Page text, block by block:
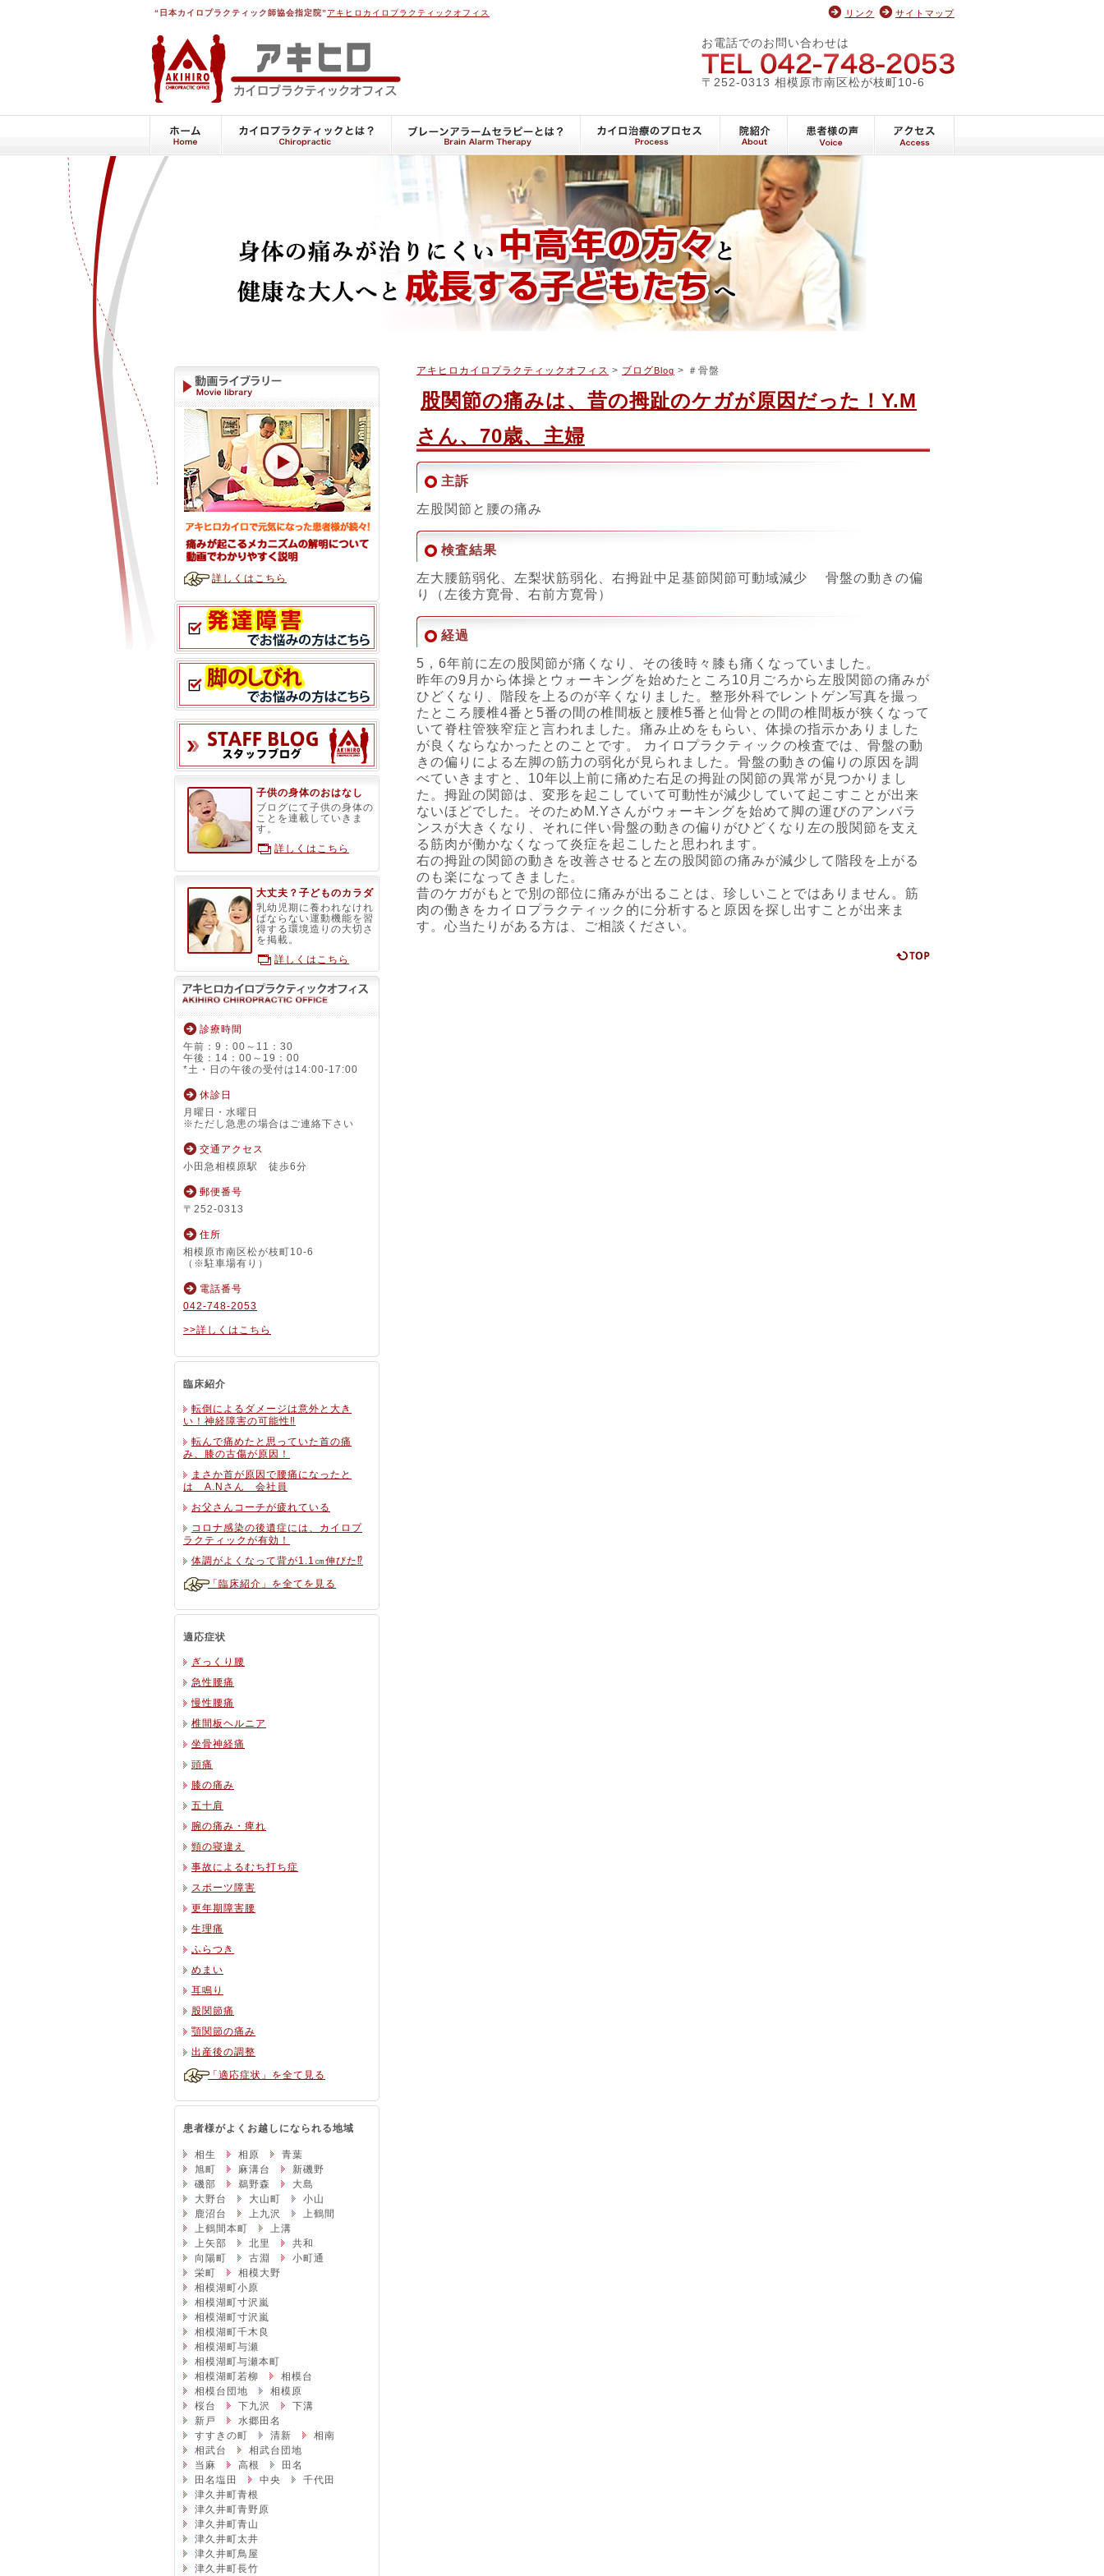
“日本カイロプラクティック師協会指定院”アキヒロカイロプラクティックオフィス リンク サイトマップ
アキヒロカイロプラクティックオフィス
お電話でのお問い合わせは
〒252-0313 相模原市南区松が枝町10-6
アキヒロカイロプラクティックオフィス > ブログBlog > ＃骨盤
股関節の痛みは、昔の拇趾のケガが原因だった！Y.M
さん、70歳、主婦
主訴
左股関節と腰の痛み
検査結果
左大腰筋弱化、左梨状筋弱化、右拇趾中足基節関節可動域減少 骨盤の動きの偏
り（左後方寛骨、右前方寛骨）
経過
5，6年前に左の股関節が痛くなり、その後時々膝も痛くなっていました。
昨年の9月から体操とウォーキングを始めたところ10月ごろから左股関節の痛みが
ひどくなり、階段を上るのが辛くなりました。整形外科でレントゲン写真を撮っ
たところ腰椎4番と5番の間の椎間板と腰椎5番と仙骨との間の椎間板が狭くなって
いて脊柱管狭窄症と言われました。痛み止めをもらい、体操の指示かありました
が良くならなかったとのことです。 カイロプラクティックの検査では、骨盤の動
きの偏りによる左脚の筋力の弱化が見られました。骨盤の動きの偏りの原因を調
べていきますと、10年以上前に痛めた右足の拇趾の関節の異常が見つかりまし
た。拇趾の関節は、変形を起こしていて可動性が減少していて起こすことが出来
ないほどでした。そのためM.Yさんがウォーキングを始めて脚の運びのアンバラ
ンスが大きくなり、それに伴い骨盤の動きの偏りがひどくなり左の股関節を支え
る筋肉が働かなくなって炎症を起こしたと思われます。
右の拇趾の関節の動きを改善させると左の股関節の痛みが減少して階段を上がる
のも楽になってきました。
昔のケガがもとで別の部位に痛みが出ることは、珍しいことではありません。筋
肉の働きをカイロプラクティック的に分析すると原因を探し出すことが出来ま
す。心当たりがある方は、ご相談ください。
詳しくはこちら
スタッフブログ
子供の身体のおはなし
ブログにて子供の身体の
ことを連載していきま
す。
詳しくはこちら
大丈夫？子どものカラダ
乳幼児期に養われなけれ
ばならない運動機能を習
得する環境造りの大切さ
を掲載。
詳しくはこちら
診療時間
午前：9：00～11：30
午後：14：00～19：00
*土・日の午後の受付は14:00-17:00
休診日
月曜日・水曜日
※ただし急患の場合はご連絡下さい
交通アクセス
小田急相模原駅 徒歩6分
郵便番号
〒252-0313
住所
相模原市南区松が枝町10-6
（※駐車場有り）
電話番号
042-748-2053
>>詳しくはこちら
臨床紹介
転倒によるダメージは意外と大き
い！神経障害の可能性‼
転んで痛めたと思っていた首の痛
み、膝の古傷が原因！
まさか首が原因で腰痛になったと
は A.Nさん 会社員
お父さんコーチが疲れている
コロナ感染の後遺症には、カイロプ
ラクティックが有効！
体調がよくなって背が1.1㎝伸びた⁉
「臨床紹介」を全てを見る
適応症状
ぎっくり腰
急性腰痛
慢性腰痛
椎間板ヘルニア
坐骨神経痛
頭痛
膝の痛み
五十肩
腕の痛み・痺れ
頸の寝違え
事故によるむち打ち症
スポーツ障害
更年期障害腰
生理痛
ふらつき
めまい
耳鳴り
股関節痛
顎関節の痛み
出産後の調整
「適応症状」を全て見る
患者様がよくお越しになられる地域
相生 相原
青葉
旭町
麻溝台
新磯野
磯部
鵜野森
大島
大野台
大山町
小山
鹿沼台
上九沢
上鶴間
上鶴間本町
上溝
上矢部
北里
共和
向陽町
古淵
小町通
栄町
相模大野
相模湖町小原
相模湖町寸沢嵐
相模湖町寸沢嵐
相模湖町千木良
相模湖町与瀬
相模湖町与瀬本町
相模湖町若柳
相模台
相模台団地
相模原
桜台
下九沢
下溝
新戸
水郷田名
すすきの町
清新
相南
相武台
相武台団地
当麻
高根
田名
田名塩田
中央
千代田
津久井町青根
津久井町青野原
津久井町青山
津久井町太井
津久井町鳥屋
津久井町長竹